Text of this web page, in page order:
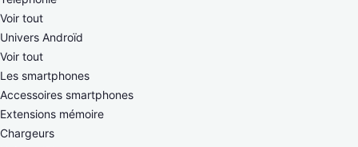
Voir tout
Univers Androïd
Voir tout
Les smartphones
Accessoires smartphones
Extensions mémoire
Chargeurs